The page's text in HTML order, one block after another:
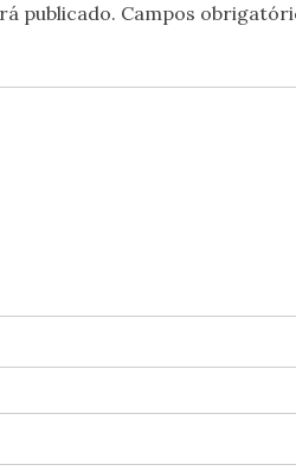
publicado. Campos